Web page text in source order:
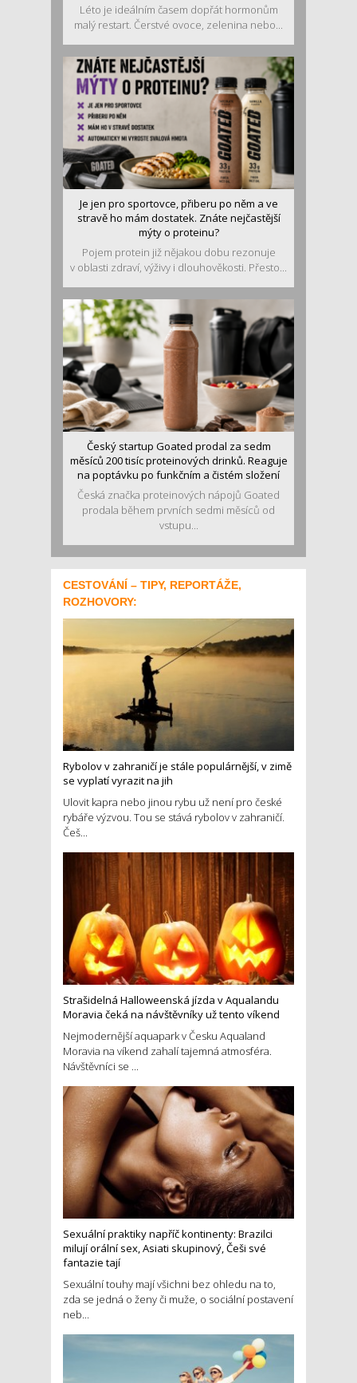
Léto je ideálním časem dopřát hormonům
malý restart. Čerstvé ovoce, zelenina nebo...
Je jen pro sportovce, přiberu po něm a ve
stravě ho mám dostatek. Znáte nejčastější
mýty o proteinu?
Pojem protein již nějakou dobu rezonuje
v oblasti zdraví, výživy i dlouhověkosti. Přesto...
Český startup Goated prodal za sedm
měsíců 200 tisíc proteinových drinků. Reaguje
na poptávku po funkčním a čistém složení
Česká značka proteinových nápojů Goated
prodala během prvních sedmi měsíců od
vstupu...
CESTOVÁNÍ – TIPY, REPORTÁŽE,
ROZHOVORY:
Rybolov v zahraničí je stále populárnější, v zimě
se vyplatí vyrazit na jih
Ulovit kapra nebo jinou rybu už není pro české
rybáře výzvou. Tou se stává rybolov v zahraničí.
Češ...
Strašidelná Halloweenská jízda v Aqualandu
Moravia čeká na návštěvníky už tento víkend
Nejmodernější aquapark v Česku Aqualand
Moravia na víkend zahalí tajemná atmosféra.
Návštěvníci se ...
Sexuální praktiky napříč kontinenty: Brazilci
milují orální sex, Asiati skupinový, Češi své
fantazie tají
Sexuální touhy mají všichni bez ohledu na to,
zda se jedná o ženy či muže, o sociální postavení
neb...